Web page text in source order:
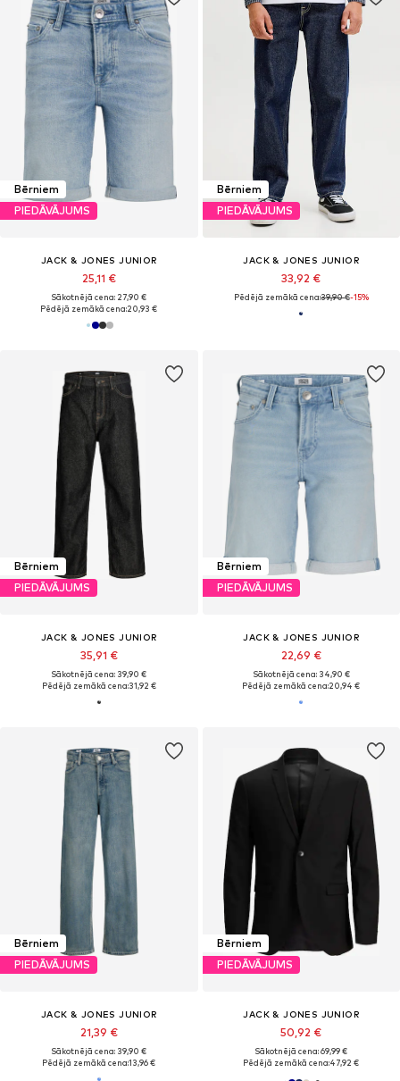
Bērniem
PIEDĀVĀJUMS
JACK & JONES JUNIOR
25,11 €
Sākotnējā cena: 27,90 €
Pēdējā zemākā cena:20,93 €
Bērniem
PIEDĀVĀJUMS
JACK & JONES JUNIOR
33,92 €
Pēdējā zemākā cena:39,90 €-15%
Bērniem
PIEDĀVĀJUMS
JACK & JONES JUNIOR
35,91 €
Sākotnējā cena: 39,90 €
Pēdējā zemākā cena:31,92 €
Bērniem
PIEDĀVĀJUMS
JACK & JONES JUNIOR
22,69 €
Sākotnējā cena: 34,90 €
Pēdējā zemākā cena:20,94 €
Bērniem
PIEDĀVĀJUMS
JACK & JONES JUNIOR
21,39 €
Sākotnējā cena: 39,90 €
Pēdējā zemākā cena:13,96 €
Bērniem
PIEDĀVĀJUMS
JACK & JONES JUNIOR
50,92 €
Sākotnējā cena: 69,99 €
Pēdējā zemākā cena:47,92 €